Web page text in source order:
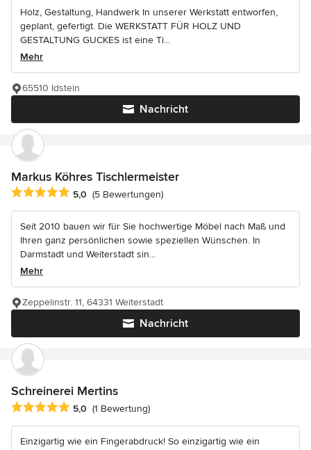
Holz, Gestaltung, Handwerk In unserer Werkstatt entworfen,
geplant, gefertigt. Die WERKSTATT FÜR HOLZ UND
GESTALTUNG GUCKES ist eine Ti...
Mehr
Nachricht
65510 Idstein
Markus Köhres Tischlermeister
Durchschnittliche Bewertung: 5 von 5 Sternen
5,0 (5 Bewertungen)
Seit 2010 bauen wir für Sie hochwertige Möbel nach Maß und
Ihren ganz persönlichen sowie speziellen Wünschen. In
Darmstadt und Weiterstadt sin...
Mehr
Nachricht
Zeppelinstr. 11, 64331 Weiterstadt
Schreinerei Mertins
Durchschnittliche Bewertung: 5 von 5 Sternen
5,0 (1 Bewertung)
Einzigartig wie ein Fingerabdruck! So einzigartig wie ein